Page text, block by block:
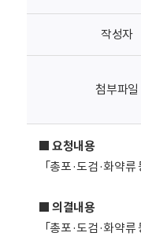
작성자
첨부파일
■ 요청내용
「총포·도검·화약
■ 의결내용
「총포·도검·화약